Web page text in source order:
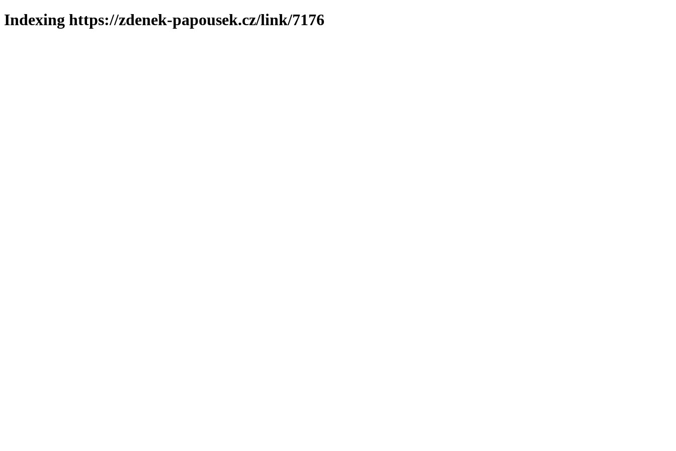
Indexing https://zdenek-papousek.cz/link/7176